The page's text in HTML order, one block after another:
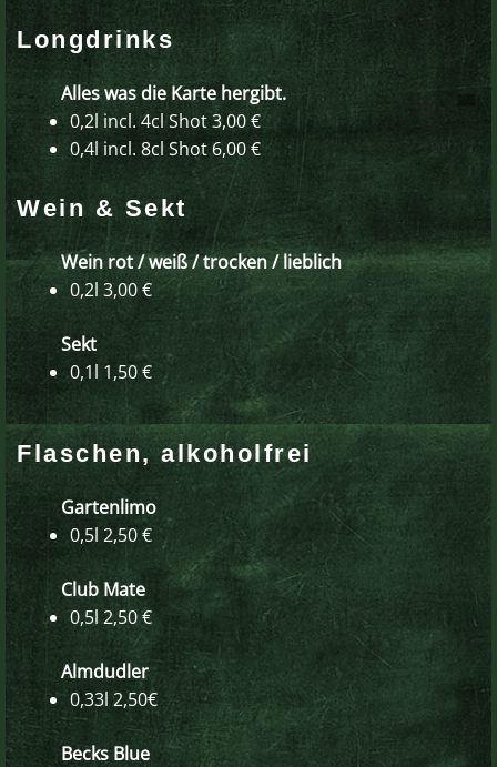
Longdrinks
Alles was die Karte hergibt.
0,2l incl. 4cl Shot 3,00 €
0,4l incl. 8cl Shot 6,00 €
Wein & Sekt
Wein rot / weiß / trocken / lieblich
0,2l 3,00 €
Sekt
0,1l 1,50 €
Flaschen, alkoholfrei
Gartenlimo
0,5l 2,50 €
Club Mate
0,5l 2,50 €
Almdudler
0,33l 2,50€
Becks Blue